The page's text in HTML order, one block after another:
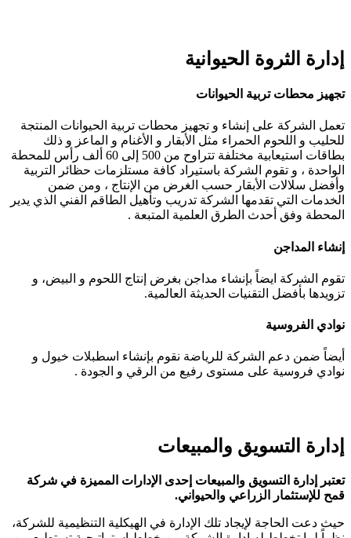
إدارة الثروة الحيوانية
تجهيز محطات تربية الحيوانات
تعمل الشركة على إنشاء و تجهيز محطات تربية الحيوانات المنتجة
للحليب و اللحوم الحمراء مثل الأبقار و الأغنام و الماعز و ذلك
بطاقات استيعابية مختلفة تتراوح من 500 إلى 60 ألف رأس للمحطة
الواحدة ، و تقوم الشركة باستيراد كافة مستلزمات حظائر التربية
وأفضل سلالات الأبقار حسب الغرض من الإنتاج ، ومن ضمن
الخدمات التي تقدمها الشركة تدريب وتأهيل الطاقم الفني الذي يدير
المحطة وفق أحدث الطرق العلمية المتبعة .
إنشاء المداجن
تقوم الشركة ايضاً بإنشاء مداجن بغرض إنتاج اللحوم و البيض، و
تزويدها بأفضل التقنيات الحديثة العالمية.
نوادي الفروسية
أيضاً ضمن دعم الشركة للرياضة نقوم بإنشاء اسطبلات خيول و
نوادي فروسية على مستوى رفيع من الرقي و الجودة .
إدارة التسويق والمبيعات
تعتبر إدارة التسويق والمبيعات إحدى الإدارات المميزة في شركة
قمح للإستثمار الزراعي والحيواني.
حيث دعت الحاجة لإيجاد تلك الإدارة في الهيكلية التنظيمية للشركة،